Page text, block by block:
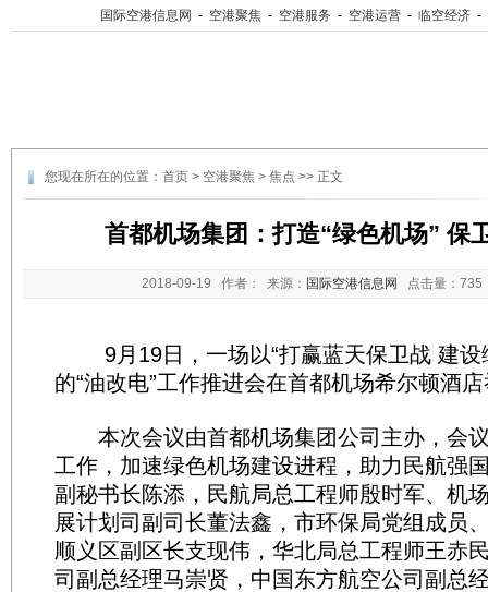
国际空港信息网 - 空港聚焦 - 空港服务 - 空港运营 - 临空经济 -
您现在所在的位置： 首页 > 空港聚焦 > 焦点 >> 正文
首都机场集团：打造“绿色机场” 保
2018-09-19 作者： 来源： 国际空港信息网 点击量：
9月19日，一场以“打赢蓝天保卫战 建设
的“油改电”工作推进会在首都机场希尔顿酒
本次会议由首都机场集团公司主办，会
工作，加速绿色机场建设进程，助力民航强
副秘书长陈添，民航局总工程师殷时军、机
展计划司副司长董法鑫，市环保局党组成员
顺义区副区长支现伟，华北局总工程师王赤
司副总经理马崇贤，中国东方航空公司副总